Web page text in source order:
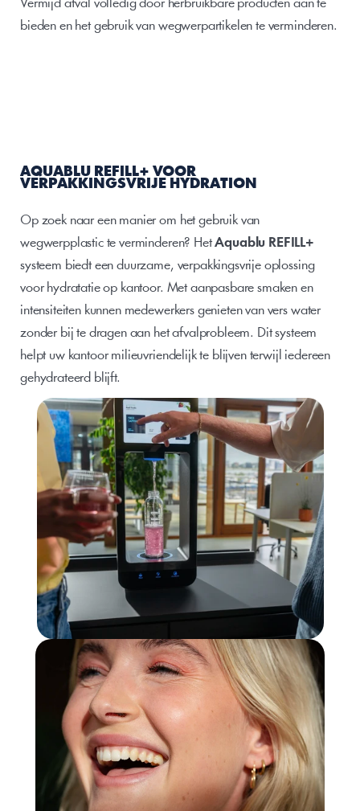
Vermijd afval volledig door herbruikbare producten aan te
bieden en het gebruik van wegwerpartikelen te verminderen.
AQUABLU REFILL+ VOOR
VERPAKKINGSVRIJE HYDRATION
Op zoek naar een manier om het gebruik van
wegwerpplastic te verminderen? Het Aquablu REFILL+
systeem biedt een duurzame, verpakkingsvrije oplossing
voor hydratatie op kantoor. Met aanpasbare smaken en
intensiteiten kunnen medewerkers genieten van vers water
zonder bij te dragen aan het afvalprobleem. Dit systeem
helpt uw ​​kantoor milieuvriendelijk te blijven terwijl iedereen
gehydrateerd blijft.